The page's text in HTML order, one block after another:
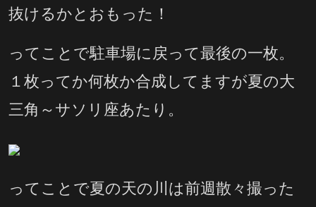
抜けるかとおもった！
ってことで駐車場に戻って最後の一枚。
１枚ってか何枚か合成してますが夏の大
三角～サソリ座あたり。
ってことで夏の天の川は前週散々撮った